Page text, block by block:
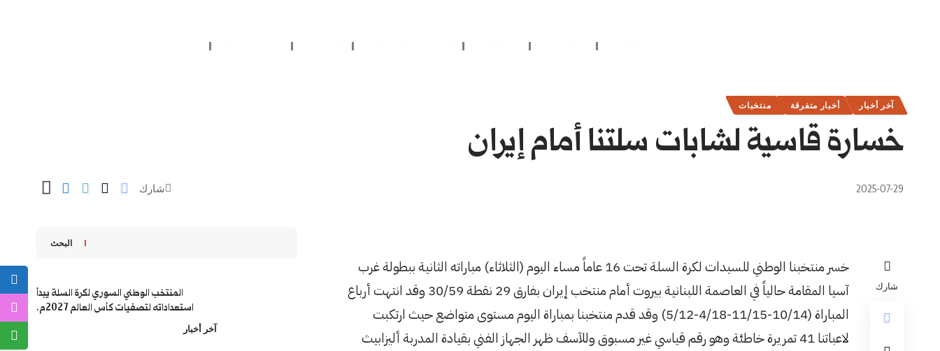
آخر أخبار أخبار متفرقة منتخبات
خسارة قاسية لشابات سلتنا أمام إيران
2025-07-29 شارك
شارك
خسر منتخبنا الوطني للسيدات لكرة السلة تحت 16 عاماً مساء اليوم (الثلاثاء) مباراته الثانية ببطولة غرب
آسيا المقامة حالياً في العاصمة اللبنانية بيروت أمام منتخب إيران بفارق 29 نقطة 30/59 وقد انتهت أرباع
المباراة (10/14-11/15-4/18-5/12) وقد قدم منتخبنا بمباراة اليوم مستوى متواضع حيث ارتكبت
لاعباتنا 41 تمريرة خاطئة وهو رقم قياسي غير مسبوق وللآسف ظهر الجهاز الفني بقيادة المدربة أليزابيث
البحث
المنتخب الوطني السوري لكرة السلة يبدأ
استعداداته لتصفيات كأس العالم 2027م.
آخر أخبار